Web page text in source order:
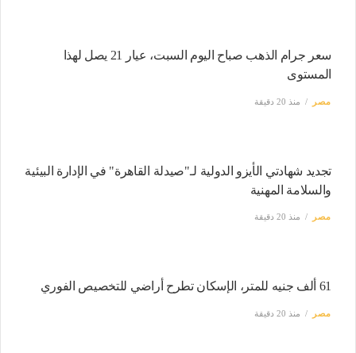
سعر جرام الذهب صباح اليوم السبت، عيار 21 يصل لهذا
المستوى
مصر منذ 20 دقيقة
تجديد شهادتي الأيزو الدولية لـ"صيدلة القاهرة" في الإدارة البيئية
والسلامة المهنية
مصر منذ 20 دقيقة
61 ألف جنيه للمتر، الإسكان تطرح أراضي للتخصيص الفوري
مصر منذ 20 دقيقة